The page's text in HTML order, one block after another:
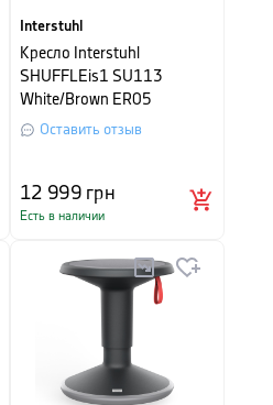
Interstuhl
Кресло Interstuhl
SHUFFLEis1 SU113
White/Brown ER05
Оставить отзыв
12 999грн
Есть в наличии